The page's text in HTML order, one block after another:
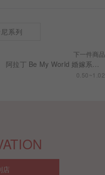
下一件商品
阿拉丁 Be My World 婚嫁系列 求婚鑽戒 RSDA01
0.50~1.02
系列
店